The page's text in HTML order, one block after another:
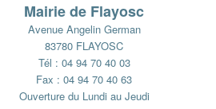
Mairie de Flayosc
Avenue Angelin German
83780 FLAYOSC
Tél : 04 94 70 40 03
Fax : 04 94 70 40 63
Ouverture du Lundi au Jeudi